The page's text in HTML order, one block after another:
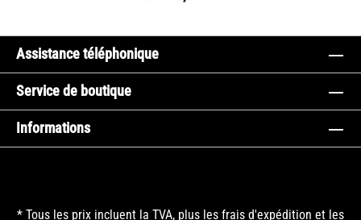
Assistance téléphonique
Service de boutique
Informations
* Tous les prix incluent la TVA, plus les frais d'expédition et les